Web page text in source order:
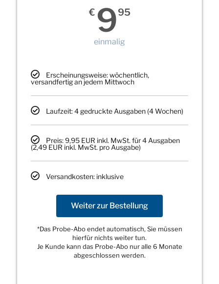
€ 995
einmalig
Erscheinungsweise: wöchentlich,
versandfertig an jedem Mittwoch
Laufzeit: 4 gedruckte Ausgaben (4 Wochen)
Preis: 9,95 EUR inkl. MwSt. für 4 Ausgaben
(2,49 EUR inkl. MwSt. pro Ausgabe)
Versandkosten: inklusive
Weiter zur Bestellung
*Das Probe-Abo endet automatisch, Sie müssen
hierfür nichts weiter tun.
Je Kunde kann das Probe-Abo nur alle 6 Monate
abgeschlossen werden.